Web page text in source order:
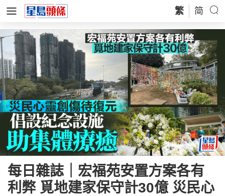
繁 简
每日雜誌｜宏福苑安置方案各有
利弊 覓地建家保守計30億 災民心